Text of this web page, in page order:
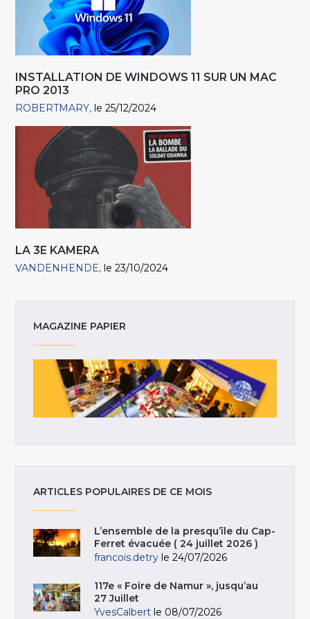
INSTALLATION DE WINDOWS 11 SUR UN MAC
PRO 2013
ROBERTMARY le 25/12/2024
LA 3E KAMERA
VANDENHENDE le 23/10/2024
MAGAZINE PAPIER
ARTICLES POPULAIRES DE CE MOIS
L’ensemble de la presqu’île du Cap-
Ferret évacuée ( 24 juillet 2026 )
francois.detry le 24/07/2026
117e « Foire de Namur », jusqu’au
27 Juillet
YvesCalbert le 08/07/2026